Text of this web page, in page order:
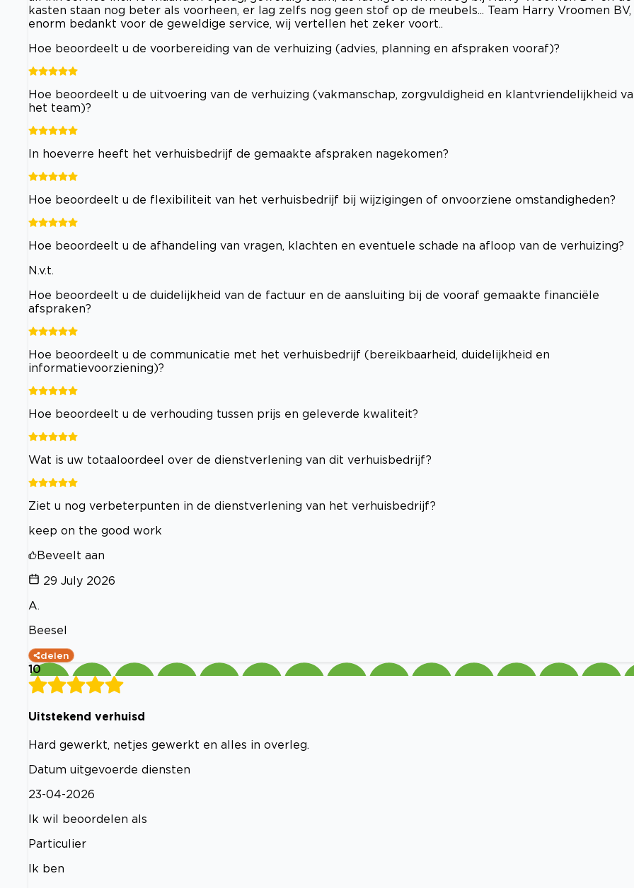
kasten staan nog beter als voorheen, er lag zelfs nog geen stof op de meubels... Team Harry Vroomen BV,
enorm bedankt voor de geweldige service, wij vertellen het zeker voort..
Hoe beoordeelt u de voorbereiding van de verhuizing (advies, planning en afspraken vooraf)?
Hoe beoordeelt u de uitvoering van de verhuizing (vakmanschap, zorgvuldigheid en klantvriendelijkheid
het team)?
In hoeverre heeft het verhuisbedrijf de gemaakte afspraken nagekomen?
Hoe beoordeelt u de flexibiliteit van het verhuisbedrijf bij wijzigingen of onvoorziene omstandigheden?
Hoe beoordeelt u de afhandeling van vragen, klachten en eventuele schade na afloop van de verhuizing?
N.v.t.
Hoe beoordeelt u de duidelijkheid van de factuur en de aansluiting bij de vooraf gemaakte financiële
afspraken?
Hoe beoordeelt u de communicatie met het verhuisbedrijf (bereikbaarheid, duidelijkheid en
informatievoorziening)?
Hoe beoordeelt u de verhouding tussen prijs en geleverde kwaliteit?
Wat is uw totaaloordeel over de dienstverlening van dit verhuisbedrijf?
Ziet u nog verbeterpunten in de dienstverlening van het verhuisbedrijf?
keep on the good work
Beveelt aan
29 July 2026
A.
Beesel
delen
10
Uitstekend verhuisd
Hard gewerkt, netjes gewerkt en alles in overleg.
Datum uitgevoerde diensten
23-04-2026
Ik wil beoordelen als
Particulier
Ik ben